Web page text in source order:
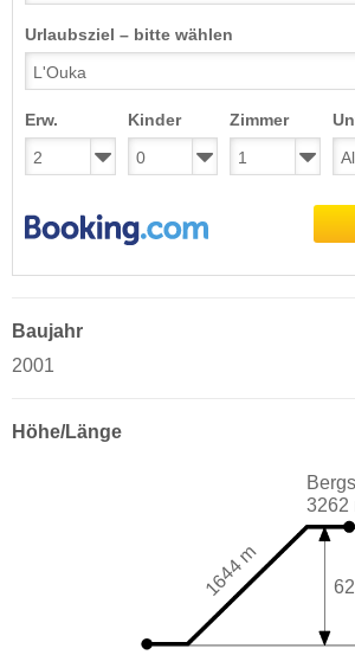
Urlaubsziel – bitte wählen
Erw. Kinder Zimmer
Baujahr
2001
Höhe/Länge
3262
1644 m